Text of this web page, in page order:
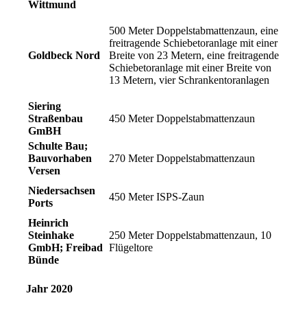
Wittmund
Goldbeck Nord
500 Meter Doppelstabmattenzaun, eine
freitragende Schiebetoranlage mit einer
Breite von 23 Metern, eine freitragende
Schiebetoranlage mit einer Breite von
13 Metern, vier Schrankentoranlagen
Siering
Straßenbau
GmBH
450 Meter Doppelstabmattenzaun
Schulte Bau;
Bauvorhaben
Versen
270 Meter Doppelstabmattenzaun
Niedersachsen
Ports
450 Meter ISPS-Zaun
Heinrich
Steinhake
GmbH; Freibad
Bünde
250 Meter Doppelstabmattenzaun, 10
Flügeltore
Jahr 2020